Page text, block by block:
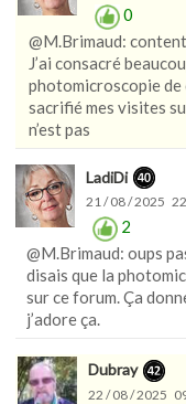
0
@M.Brimaud:
J’ai consacré
photomicroscopie de
sacrifié mes visites
n’est pas
LadiDi
21 / 08 / 2025
2
@M.Brimaud: oups
disais que la
sur ce forum. Ça
j’adore ça.
Dubray
22 / 08 / 2025